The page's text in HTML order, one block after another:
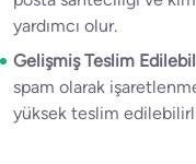
yardımcı olur.
Gelişmiş Teslim
spam olarak
yüksek teslim